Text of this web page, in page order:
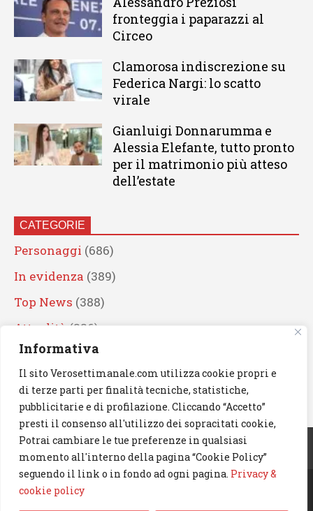
Informativa
Il sito Verosettimanale.com utilizza cookie propri e
di terze parti per finalità tecniche, statistiche,
pubblicitarie e di profilazione. Cliccando “Accetto”
presti il consenso all'utilizzo dei sopracitati cookie,
Potrai cambiare le tue preferenze in qualsiasi
momento all'interno della pagina “Cookie Policy”
seguendo il link o in fondo ad ogni pagina. Privacy &
cookie policy
fronteggia i paparazzi al
Circeo
Clamorosa indiscrezione su
Federica Nargi: lo scatto
virale
Gianluigi Donnarumma e
Alessia Elefante, tutto pronto
per il matrimonio più atteso
dell’estate
CATEGORIE
Personaggi (686)
In evidenza (389)
Top News (388)
Attualità (336)
Eventi(330)
Artisti (241)
News(238)
Cerca
© 2023 Verosettimanale.com. All rights reserved.